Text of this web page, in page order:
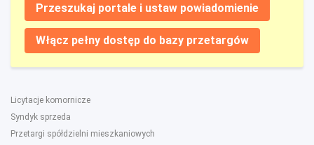
Przeszukaj portale i ustaw powiadomienie
Włącz pełny dostęp do bazy przetargów
Licytacje komornicze
Syndyk sprzeda
Przetargi spółdzielni mieszkaniowych